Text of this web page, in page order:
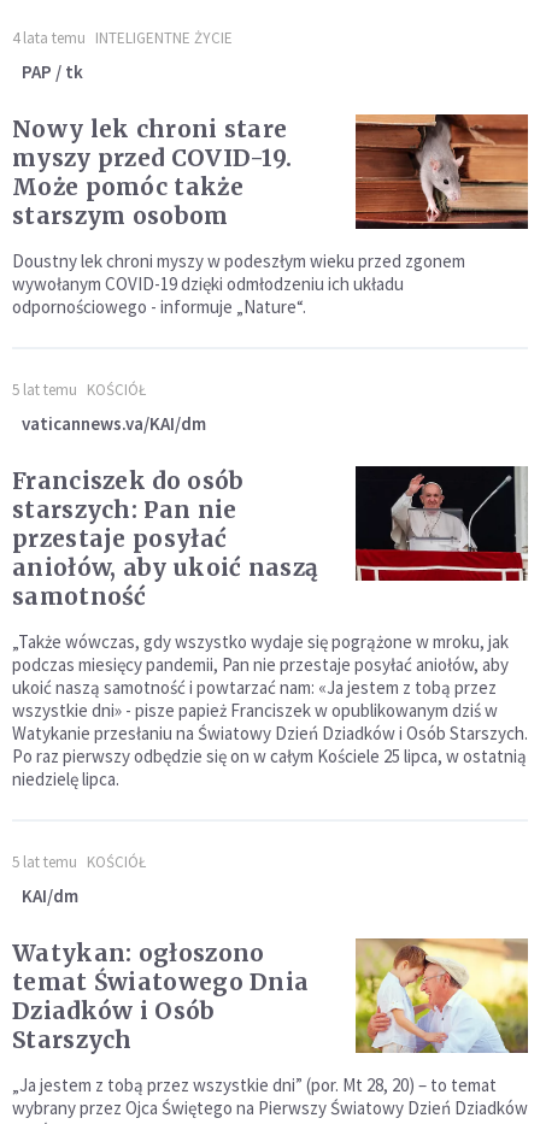
4 lata temu INTELIGENTNE ŻYCIE
PAP / tk
Nowy lek chroni stare
myszy przed COVID-19.
Może pomóc także
starszym osobom
Doustny lek chroni myszy w podeszłym wieku przed zgonem
wywołanym COVID-19 dzięki odmłodzeniu ich układu
odpornościowego - informuje „Nature“.
5 lat temu KOŚCIÓŁ
vaticannews.va/KAI/dm
Franciszek do osób
starszych: Pan nie
przestaje posyłać
aniołów, aby ukoić naszą
samotność
„Także wówczas, gdy wszystko wydaje się pogrążone w mroku, jak
podczas miesięcy pandemii, Pan nie przestaje posyłać aniołów, aby
ukoić naszą samotność i powtarzać nam: «Ja jestem z tobą przez
wszystkie dni» - pisze papież Franciszek w opublikowanym dziś w
Watykanie przesłaniu na Światowy Dzień Dziadków i Osób Starszych.
Po raz pierwszy odbędzie się on w całym Kościele 25 lipca, w ostatnią
niedzielę lipca.
5 lat temu KOŚCIÓŁ
KAI/dm
Watykan: ogłoszono
temat Światowego Dnia
Dziadków i Osób
Starszych
„Ja jestem z tobą przez wszystkie dni” (por. Mt 28, 20) – to temat
wybrany przez Ojca Świętego na Pierwszy Światowy Dzień Dziadków